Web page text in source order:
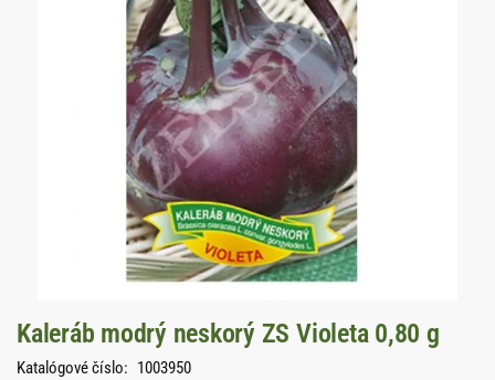
Kaleráb modrý neskorý ZS Violeta 0,80 g
Katalógové číslo: 1003950